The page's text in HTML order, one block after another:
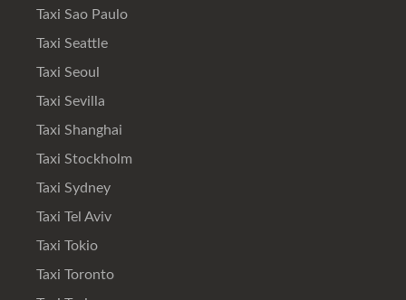
Taxi Sao Paulo
Taxi Seattle
Taxi Seoul
Taxi Sevilla
Taxi Shanghai
Taxi Stockholm
Taxi Sydney
Taxi Tel Aviv
Taxi Tokio
Taxi Toronto